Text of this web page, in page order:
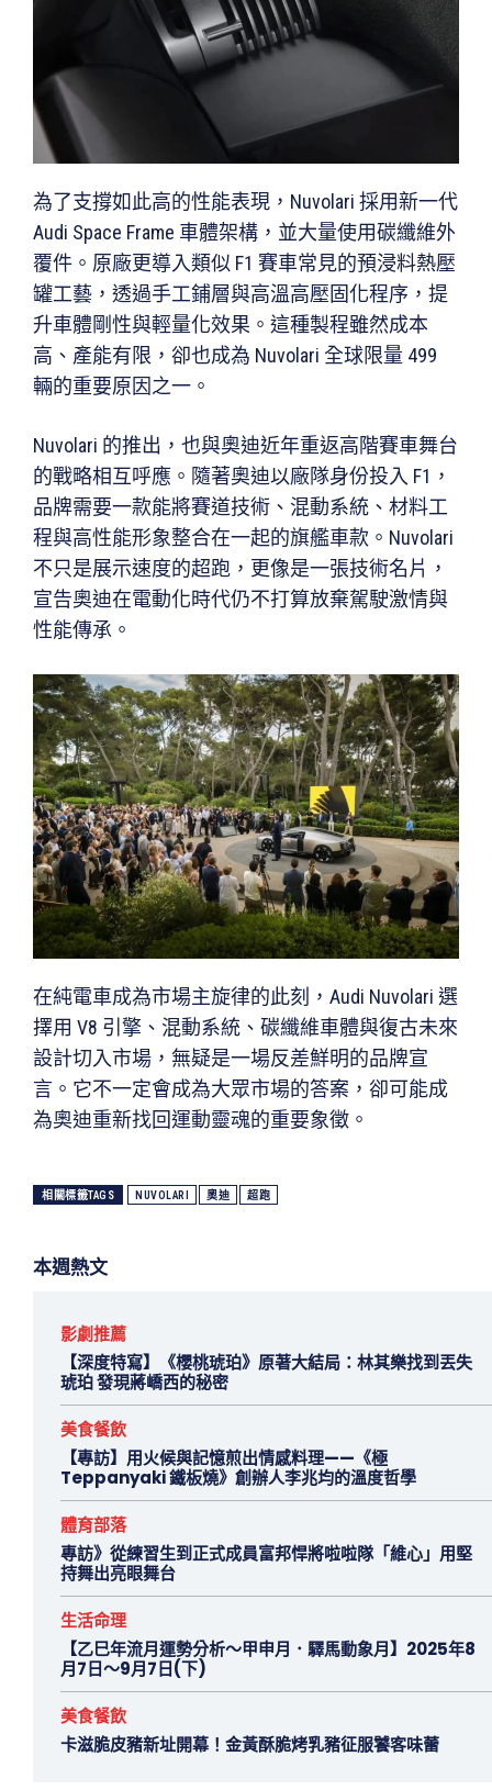
為了支撐如此高的性能表現，Nuvolari 採用新一代
Audi Space Frame 車體架構，並大量使用碳纖維外
覆件。原廠更導入類似 F1 賽車常見的預浸料熱壓
罐工藝，透過手工鋪層與高溫高壓固化程序，提
升車體剛性與輕量化效果。這種製程雖然成本
高、產能有限，卻也成為 Nuvolari 全球限量 499
輛的重要原因之一。
Nuvolari 的推出，也與奧迪近年重返高階賽車舞台
的戰略相互呼應。隨著奧迪以廠隊身份投入 F1，
品牌需要一款能將賽道技術、混動系統、材料工
程與高性能形象整合在一起的旗艦車款。Nuvolari
不只是展示速度的超跑，更像是一張技術名片，
宣告奧迪在電動化時代仍不打算放棄駕駛激情與
性能傳承。
在純電車成為市場主旋律的此刻，Audi Nuvolari 選
擇用 V8 引擎、混動系統、碳纖維車體與復古未來
設計切入市場，無疑是一場反差鮮明的品牌宣
言。它不一定會成為大眾市場的答案，卻可能成
為奧迪重新找回運動靈魂的重要象徵。
相關標籤TAGS NUVOLARI 奧迪 超跑
本週熱文
影劇推薦
【深度特寫】《櫻桃琥珀》原著大結局：林其樂找到丟失
琥珀 發現蔣嶠西的秘密
美食餐飲
【專訪】用火候與記憶煎出情感料理——《極
Teppanyaki 鐵板燒》創辦人李兆均的溫度哲學
體育部落
專訪》從練習生到正式成員富邦悍將啦啦隊「維心」用堅
持舞出亮眼舞台
生活命理
【乙巳年流月運勢分析～甲申月．驛馬動象月】2025年8
月7日～9月7日(下)
美食餐飲
卡滋脆皮豬新址開幕！金黃酥脆烤乳豬征服饕客味蕾